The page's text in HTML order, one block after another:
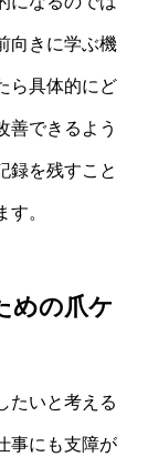
向きに学ぶ機
ら具体的にど
善できるよう
録を残すこと
。
めの爪ケ
たいと考える
事にも支障が